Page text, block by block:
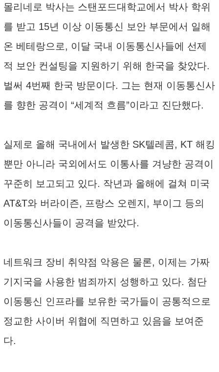
몰리네로 박사는 스탠포드대학교에서 박사 학위
를 받고 15년 이상 이동통신 보안 부문에서 일해
온 베테랑으로, 이달 국내 이동통신사들에 선제
적 보안 컨설팅을 지원하기 위해 한국을 찾았다.
벌써 4번째 한국 방문이다. 그는 현재 이동통신사
를 향한 공격이 “세계적 흐름”이라고 진단했다.
실제로 올해 국내에서 발생한 SK텔레콤, KT 해킹
뿐만 아니라 국외에서도 이통사를 겨냥한 공격이
꾸준히 보고되고 있다. 작년과 올해에 걸쳐 미국
AT&T와 버라이즌, 프랑스 오렌지, 부이그 등의
이동통신사들이 공격을 받았다.
네트워크 장비 취약점 악용은 물론, 이제는 가짜
기지국을 사용한 범죄까지 성행하고 있다. 첨단
이동통신 인프라를 보유한 국가들이 공통적으로
정교한 사이버 위협에 직면하고 있음을 보여준
다.